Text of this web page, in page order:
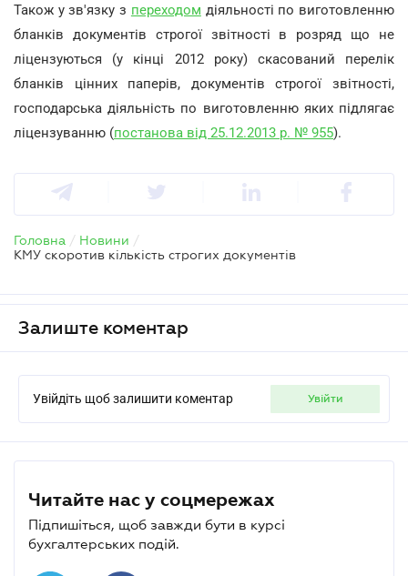
Також у зв'язку з переходом діяльності по виготовленню
бланків документів строгої звітності в розряд що не
ліцензуються (у кінці 2012 року) скасований перелік
бланків цінних паперів, документів строгої звітності,
господарська діяльність по виготовленню яких підлягає
ліцензуванню (постанова від 25.12.2013 р. № 955).
Головна / Новини /
КМУ скоротив кількість строгих документів
Залиште коментар
Увійдіть щоб залишити коментар увійти
Читайте нас у соцмережах
Підпишіться, щоб завжди бути в курсі
бухгалтерських подій.